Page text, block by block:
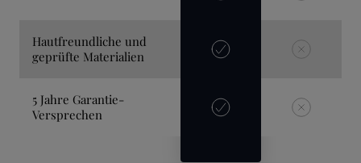
Hautfreundliche und
geprüfte Materialien
5 Jahre Garantie-
Versprechen